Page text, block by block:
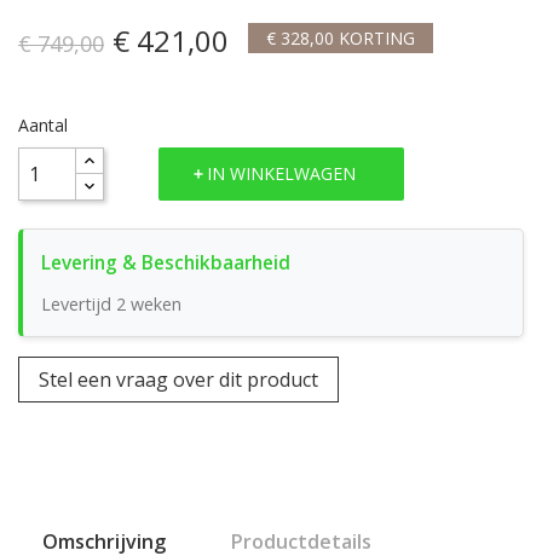
€ 749,00 € 421,00 € 328,00 KORTING
Aantal
IN WINKELWAGEN
Levertijd 2 weken
Stel een vraag over dit product
Omschrijving Productdetails